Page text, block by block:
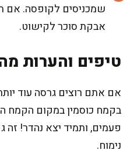
שמכניסים לקופסה.
אבקת סוכר לקישוט.
טיפים והערות
אם אתם רוצים גרסה עוד
בקמח כוסמין במקום הקמח
פעמים, ותמיד יצא נהדר!
נימוח.